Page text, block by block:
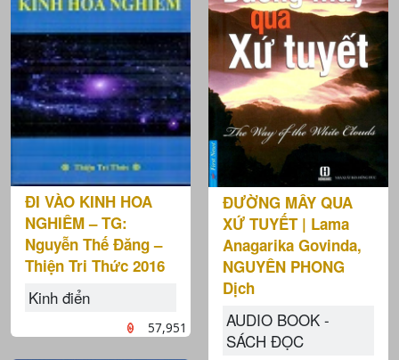
ĐI VÀO KINH HOA
NGHIÊM – TG:
Nguyễn Thế Đăng –
Thiện Tri Thức 2016
Kinh điển
57,951
ĐƯỜNG MÂY QUA
XỨ TUYẾT | Lama
Anagarika Govinda,
NGUYÊN PHONG
Dịch
AUDIO BOOK -
SÁCH ĐỌC